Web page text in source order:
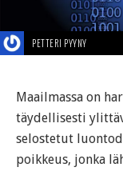
PETTERI PYYNY
Maailmassa on
täydellisesti
selostetut
poikkeus, jonka